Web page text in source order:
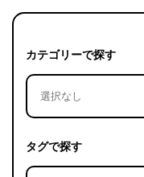
カテゴリーで探す
タグで探す